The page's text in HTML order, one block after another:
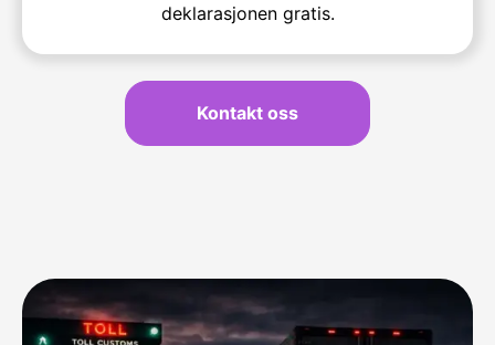
deklarasjonen gratis.
Kontakt oss